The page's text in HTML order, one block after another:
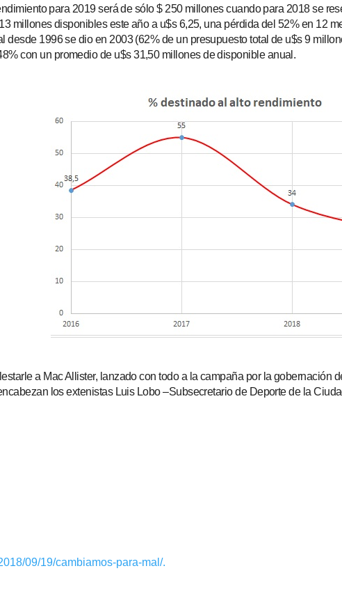
para 2019 será de sólo $ 250 millones cuando para 2018 se
millones disponibles este año a u$s 6,25, una pérdida del 52% en 12
desde 1996 se dio en 2003 (62% de un presupuesto total de u$s 9
con un promedio de u$s 31,50 millones de disponible anual.
a Mac Allister, lanzado con todo a la campaña por la gobernación
los extenistas Luis Lobo –Subsecretario de Deporte de la
09/19/cambiamos-para-mal/.